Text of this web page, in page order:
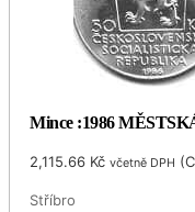
Mince :1986
2,115.66 Kč včetně DPH (
Stříbro